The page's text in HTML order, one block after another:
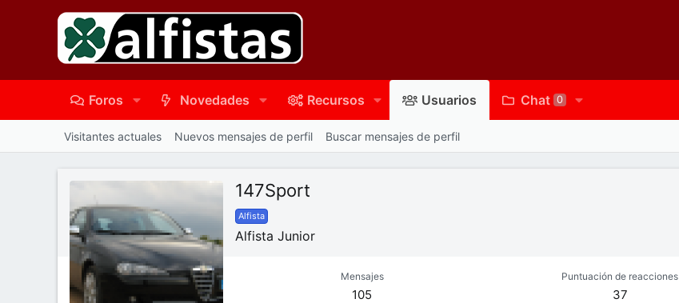
Foros Novedades Recursos Usuarios Chat 0
Visitantes actuales Nuevos mensajes de perfil Buscar mensajes de perfil
147Sport
Alfista
Alfista Junior
Mensajes
105
Puntuación de reacciones
37